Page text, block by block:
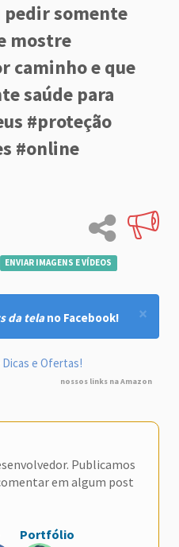
pedir somente
mostre
caminho e que
saúde para
#proteção
#online
ENVIAR IMAGENS E VÍDEOS
×
da telano Facebook!
e Ofertas!
nossos links na Amazon
Publicamos
em algum post
Portfólio